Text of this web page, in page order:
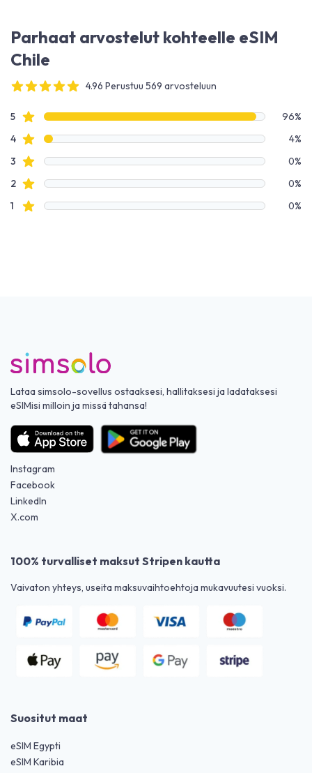
Parhaat arvostelut kohteelle eSIM
Chile
4.96 Perustuu 569 arvosteluun
Arvostelutiedot
5Tähtiarvostelut
96%
4Tähtiarvostelut
4%
3 Tähtiarvostelut
0%
2Tähtiarvostelut
0%
1 Tähtiarvostelut 0%
Lataa simsolo-sovellus ostaaksesi, hallitaksesi ja ladataksesi
eSIMisi milloin ja missä tahansa!
Instagram
Facebook
LinkedIn
X.com
100% turvalliset maksut Stripen kautta
Vaivaton yhteys, useita maksuvaihtoehtoja mukavuutesi vuoksi.
Suositut maat
eSIM Egypti
eSIM Karibia